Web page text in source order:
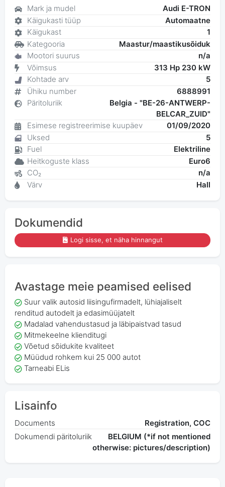
Mark ja mudel
Audi E-TRON
Käigukasti tüüp
Automaatne
Käigukast
1
Kategooria
Maastur/maastikusõiduk
Mootori suurus
n/a
Võimsus
313 Hp 230 kW
Kohtade arv
5
Ühiku number
6888991
Päritoluriik
Belgia - "BE-26-ANTWERP-
BELCAR_ZUID"
Esimese registreerimise kuupäev
01/09/2020
Uksed
5
Fuel
Elektriline
Heitkoguste klass
Euro6
CO₂
n/a
Värv
Hall
Dokumendid
Logi sisse, et näha hinnangut
Avastage meie peamised eelised
Suur valik autosid liisingufirmadelt, lühiajaliselt
renditud autodelt ja edasimüüjatelt
Madalad vahendustasud ja läbipaistvad tasud
Mitmekeelne klienditugi
Võetud sõidukite kvaliteet
Müüdud rohkem kui 25 000 autot
Tarneabi ELis
Lisainfo
Documents
Registration, COC
Dokumendi päritoluriik
BELGIUM (*if not mentioned
otherwise: pictures/description)